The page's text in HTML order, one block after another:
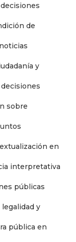
de
y
sobre
en
interpretativa
públicas
y
pública en